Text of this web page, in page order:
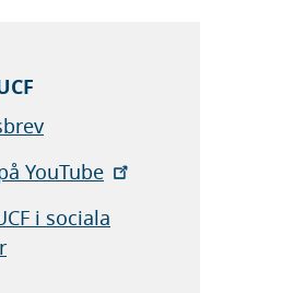
YouTube
i sociala